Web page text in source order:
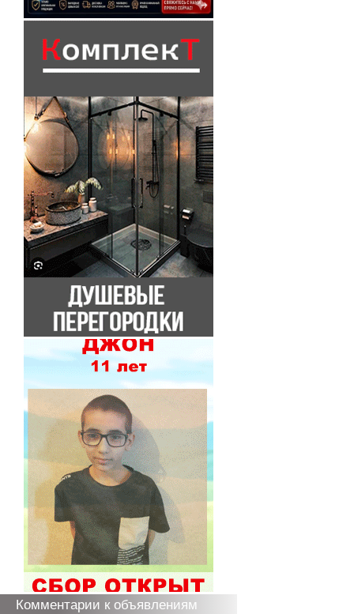
Комментарии к объявлениям